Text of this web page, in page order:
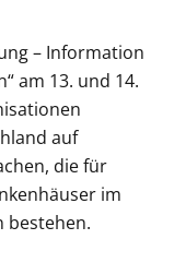
– Information
am 13. und 14.
auf
die für
im
bestehen.